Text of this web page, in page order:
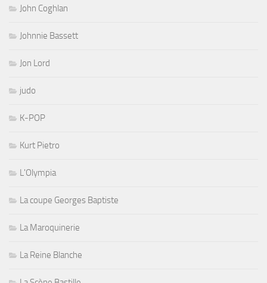
John Coghlan
Johnnie Bassett
Jon Lord
judo
K-POP
Kurt Pietro
L'Olympia
La coupe Georges Baptiste
La Maroquinerie
La Reine Blanche